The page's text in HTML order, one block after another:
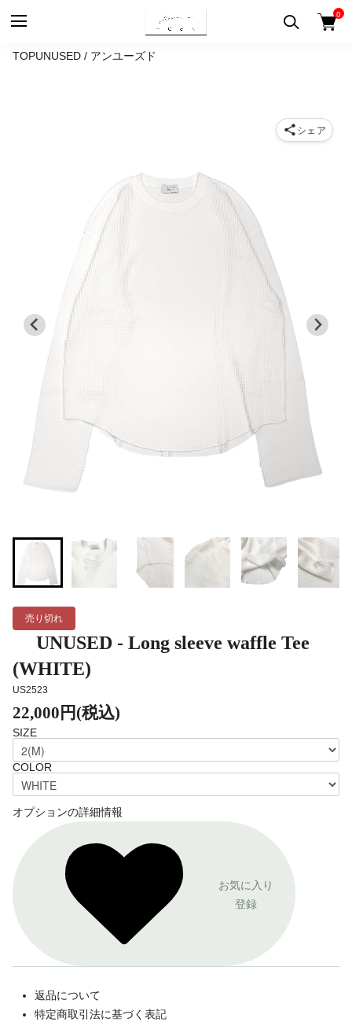
0
TOPUNUSED / アンユーズド
売り切れ
UNUSED - Long sleeve waffle Tee
(WHITE)
US2523
22,000円(税込)
SIZE
COLOR
オプションの詳細情報
お気に入り
登録
返品について
特定商取引法に基づく表記
シェア